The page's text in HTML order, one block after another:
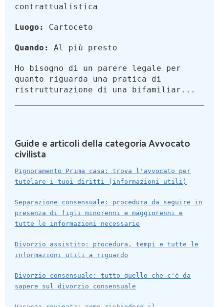
contrattualistica
Luogo: Cartoceto
Quando: Al più presto
Ho bisogno di un parere legale per
quanto riguarda una pratica di
ristrutturazione di una bifamiliar...
Guide e articoli della categoria Avvocato
civilista
Pignoramento Prima casa: trova l'avvocato per
tutelare i tuoi diritti (informazioni utili)
Separazione consensuale: procedura da seguire in
presenza di figli minorenni e maggiorenni e
tutte le informazioni necessarie
Divorzio assistito: procedura, tempi e tutte le
informazioni utili a riguardo
Divorzio consensuale: tutto quello che c'è da
sapere sul divorzio consensuale